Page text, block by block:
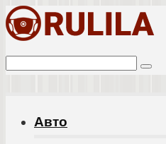
Перейти
контенту
Поиск:
Авто